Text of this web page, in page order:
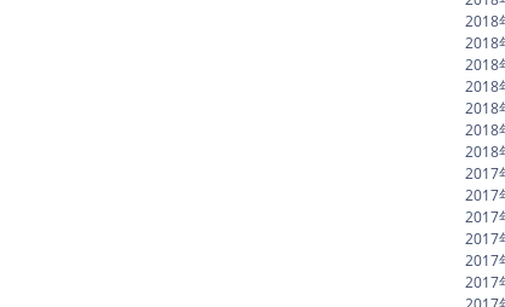
2018
2018
2018
2018
2018
2018
2018
2017
2017
2017
2017
2017
2017